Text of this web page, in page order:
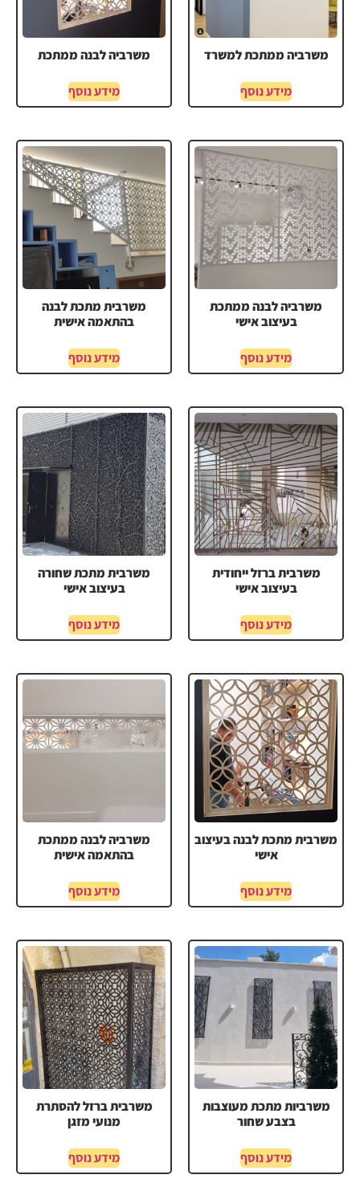
משרביה ממתכת למשרד
מידע נוסף
משרביה לבנה ממתכת
מידע נוסף
משרביה לבנה ממתכת
בעיצוב אישי
מידע נוסף
משרבית מתכת לבנה
בהתאמה אישית
מידע נוסף
משרבית ברזל ייחודית
בעיצוב אישי
מידע נוסף
משרבית מתכת שחורה
בעיצוב אישי
מידע נוסף
משרבית מתכת לבנה בעיצוב
אישי
מידע נוסף
משרביה לבנה ממתכת
בהתאמה אישית
מידע נוסף
משרביות מתכת מעוצבות
בצבע שחור
מידע נוסף
משרבית ברזל להסתרת
מנועי מזגן
מידע נוסף